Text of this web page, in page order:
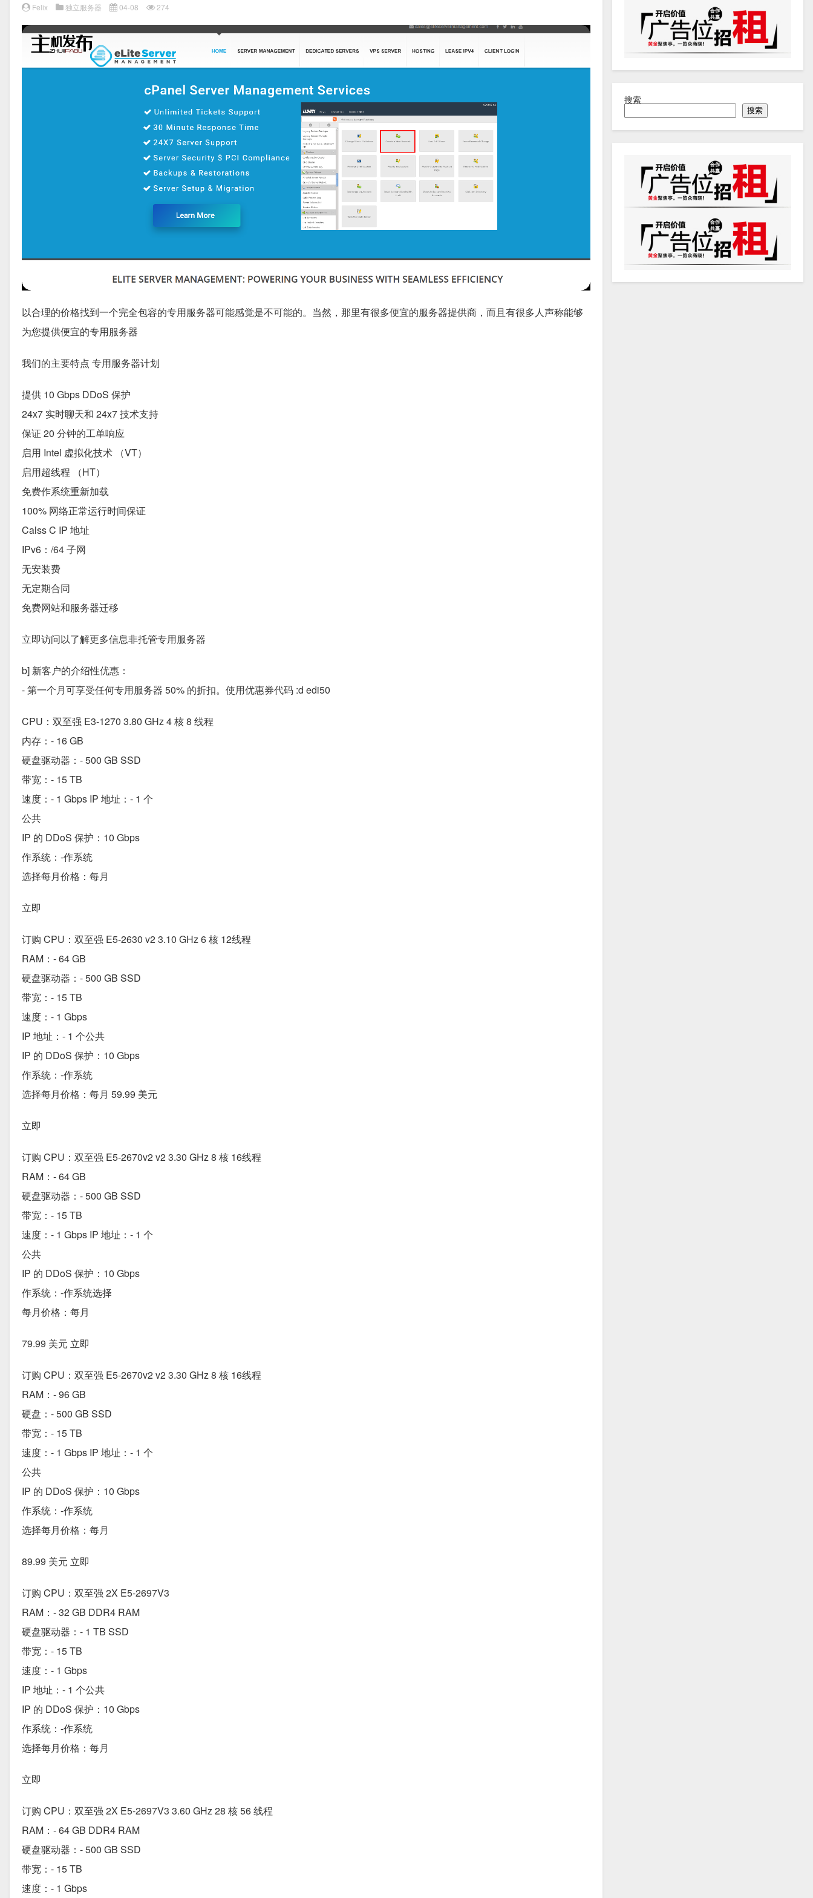
Felix 独立服务器 04-08 274
以合理的价格找到一个完全包容的专用服务器可能感觉是不可能的。当然，那里有很多便宜的服务器提供商，而且有很多人声称能够
为您提供便宜的专用服务器
我们的主要特点 专用服务器计划
提供 10 Gbps DDoS 保护
24x7 实时聊天和 24x7 技术支持
保证 20 分钟的工单响应
启用 Intel 虚拟化技术 （VT）
启用超线程 （HT）
免费作系统重新加载
100% 网络正常运行时间保证
Calss C IP 地址
IPv6：/64 子网
无安装费
无定期合同
免费网站和服务器迁移
立即访问以了解更多信息非托管专用服务器
b] 新客户的介绍性优惠：
- 第一个月可享受任何专用服务器 50% 的折扣。使用优惠券代码 :d edi50
CPU：双至强 E3-1270 3.80 GHz 4 核 8 线程
内存：- 16 GB
硬盘驱动器：- 500 GB SSD
带宽：- 15 TB
速度：- 1 Gbps IP 地址：- 1 个
公共
IP 的 DDoS 保护：10 Gbps
作系统：-作系统
选择每月价格：每月
立即
订购 CPU：双至强 E5-2630 v2 3.10 GHz 6 核 12线程
RAM：- 64 GB
硬盘驱动器：- 500 GB SSD
带宽：- 15 TB
速度：- 1 Gbps
IP 地址：- 1 个公共
IP 的 DDoS 保护：10 Gbps
作系统：-作系统
选择每月价格：每月 59.99 美元
立即
订购 CPU：双至强 E5-2670v2 v2 3.30 GHz 8 核 16线程
RAM：- 64 GB
硬盘驱动器：- 500 GB SSD
带宽：- 15 TB
速度：- 1 Gbps IP 地址：- 1 个
公共
IP 的 DDoS 保护：10 Gbps
作系统：-作系统选择
每月价格：每月
79.99 美元 立即
订购 CPU：双至强 E5-2670v2 v2 3.30 GHz 8 核 16线程
RAM：- 96 GB
硬盘：- 500 GB SSD
带宽：- 15 TB
速度：- 1 Gbps IP 地址：- 1 个
公共
IP 的 DDoS 保护：10 Gbps
作系统：-作系统
选择每月价格：每月
89.99 美元 立即
订购 CPU：双至强 2X E5-2697V3
RAM：- 32 GB DDR4 RAM
硬盘驱动器：- 1 TB SSD
带宽：- 15 TB
速度：- 1 Gbps
IP 地址：- 1 个公共
IP 的 DDoS 保护：10 Gbps
作系统：-作系统
选择每月价格：每月
立即
订购 CPU：双至强 2X E5-2697V3 3.60 GHz 28 核 56 线程
RAM：- 64 GB DDR4 RAM
硬盘驱动器：- 500 GB SSD
带宽：- 15 TB
速度：- 1 Gbps
搜索
搜索